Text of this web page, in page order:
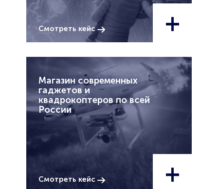
Смотреть кейс +
Магазин современных
гаджетов и
квадрокоптеров по всей
России
Смотреть кейс +